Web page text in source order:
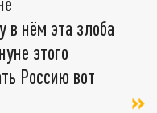
в нём эта злоба
этого
Россию вот